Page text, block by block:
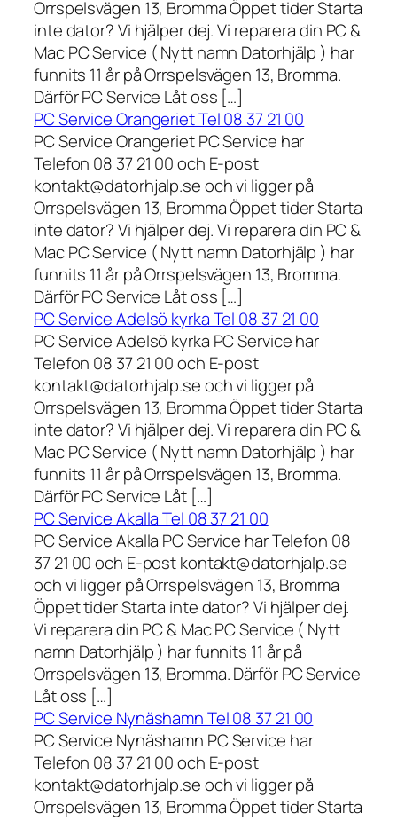
Orrspelsvägen 13, Bromma Öppet tider Starta
inte dator? Vi hjälper dej. Vi reparera din PC &
Mac PC Service ( Nytt namn Datorhjälp ) har
funnits 11 år på Orrspelsvägen 13, Bromma.
Därför PC Service Låt oss […]
PC Service Orangeriet Tel 08 37 21 00
PC Service Orangeriet PC Service har
Telefon 08 37 21 00 och E-post
kontakt@datorhjalp.se och vi ligger på
Orrspelsvägen 13, Bromma Öppet tider Starta
inte dator? Vi hjälper dej. Vi reparera din PC &
Mac PC Service ( Nytt namn Datorhjälp ) har
funnits 11 år på Orrspelsvägen 13, Bromma.
Därför PC Service Låt oss […]
PC Service Adelsö kyrka Tel 08 37 21 00
PC Service Adelsö kyrka PC Service har
Telefon 08 37 21 00 och E-post
kontakt@datorhjalp.se och vi ligger på
Orrspelsvägen 13, Bromma Öppet tider Starta
inte dator? Vi hjälper dej. Vi reparera din PC &
Mac PC Service ( Nytt namn Datorhjälp ) har
funnits 11 år på Orrspelsvägen 13, Bromma.
Därför PC Service Låt […]
PC Service Akalla Tel 08 37 21 00
PC Service Akalla PC Service har Telefon 08
37 21 00 och E-post kontakt@datorhjalp.se
och vi ligger på Orrspelsvägen 13, Bromma
Öppet tider Starta inte dator? Vi hjälper dej.
Vi reparera din PC & Mac PC Service ( Nytt
namn Datorhjälp ) har funnits 11 år på
Orrspelsvägen 13, Bromma. Därför PC Service
Låt oss […]
PC Service Nynäshamn Tel 08 37 21 00
PC Service Nynäshamn PC Service har
Telefon 08 37 21 00 och E-post
kontakt@datorhjalp.se och vi ligger på
Orrspelsvägen 13, Bromma Öppet tider Starta